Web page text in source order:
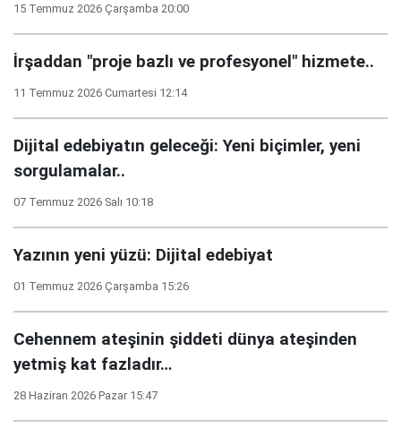
15 Temmuz 2026 Çarşamba 20:00
İrşaddan "proje bazlı ve profesyonel" hizmete..
11 Temmuz 2026 Cumartesi 12:14
Dijital edebiyatın geleceği: Yeni biçimler, yeni
sorgulamalar..
07 Temmuz 2026 Salı 10:18
Yazının yeni yüzü: Dijital edebiyat
01 Temmuz 2026 Çarşamba 15:26
Cehennem ateşinin şiddeti dünya ateşinden
yetmiş kat fazladır…
28 Haziran 2026 Pazar 15:47